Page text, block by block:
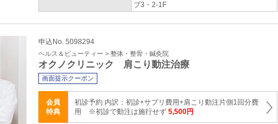
ブ3・2-1F
申込No. 5098294
ヘルス＆ビューティー > 整体・整骨・鍼灸院
オクノクリニック 肩こり動注治療
画面提示クーポン
会員
特典
初診予約 内訳：初診+サプリ費用+肩こり動注片側1回分費
用 ※初診で動注は施行せず 5,500円